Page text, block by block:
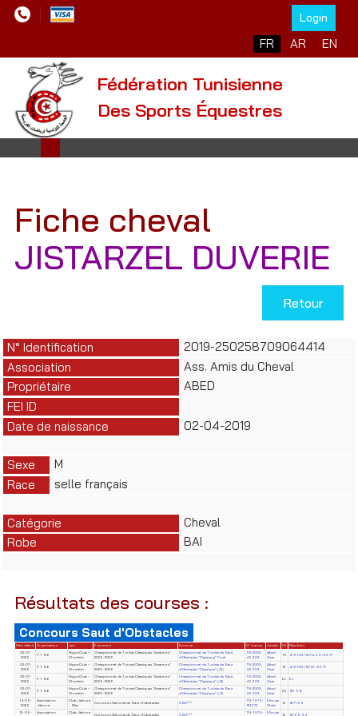
Login
Sélectionnez votre
FR AR EN
Fédération Tunisienne
Des Sports Équestres
Fiche cheval
JISTARZEL DUVERIE
Retour
N° Identification
2019-250258709064414
Association
Ass. Amis du Cheval
Propriétaire
ABED
FEI ID
Date de naissance
02-04-2019
Sexe
M
Race
selle français
Catégorie
Cheval
Robe
BAI
Résultats des courses :
Concours Saut d'Obstacles
Date début Organisateur Lieu Evènement Epreuve N° License Cavalier Clt
Résultats
02-07-
2026
F.T.S.E
HippoClub –
Chorfech
Championnat de Tunisie Classiques "Amateurs"
2025-2026
Championnat de Tunisie de Saut
d'Obstacles "Classique" Final
TN-2002-
45933
Abed
Omar
16 4/67.33/12/74.99/63.77
02-07-
2026
F.T.S.E
HippoClub –
Chorfech
Championnat de Tunisie Classiques "Amateurs"
2025-2026
Championnat de Tunisie de Saut
d'Obstacles "Classique" (J3)
TN-2002-
45933
Abed
Omar
13 4/67.33/12/16/63.77
02-07-
2026
F.T.S.E
HippoClub –
Chorfech
Championnat de Tunisie Classiques "Amateurs"
2025-2026
Championnat de Tunisie de Saut
d'Obstacles "Classique" (J2)
TN-2002-
45933
Abed
Omar
EL EL
02-07-
2026
F.T.S.E
HippoClub –
Chorfech
Championnat de Tunisie Classiques "Amateurs"
2025-2026
Championnat de Tunisie de Saut
d'Obstacles "Classique" (J1)
TN-2002-
45933
Abed
Omar
25 86.68
14-06-
2026
Association
Jafoura
Club Jafoura
- Sfax
Concours National de Saut d'obstacles CSO***
TN-1979-
89372
Ellouze
Ghazi
8 8/71.59
13-06-
Association
Club Jafoura
Concours National de Saut d'obstacles CSO***
TN-1979-
Ellouze
8 12/66.94